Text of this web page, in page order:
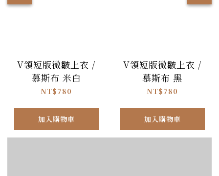
V領短版微皺上衣 /
慕斯布 米白
NT$780
加入購物車
V領短版微皺上衣 /
慕斯布 黑
NT$780
加入購物車